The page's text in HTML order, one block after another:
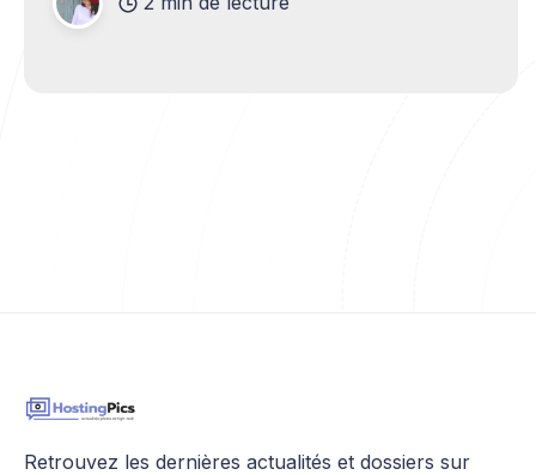
les faire apparaitre sur papier
Retrouvez les dernières actualités et dossiers sur